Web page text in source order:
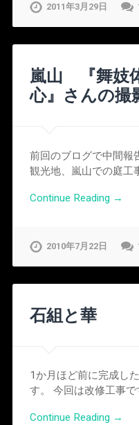
2011年3月29日
嵐山 『舞妓
心』さんの撮
前回のブログで中間報
観光地、嵐山での庭工
Continue Reading →
2010年7月22日
石組と華
1か月ほど前に完成し
す。 今回は改修工事
Continue Reading →